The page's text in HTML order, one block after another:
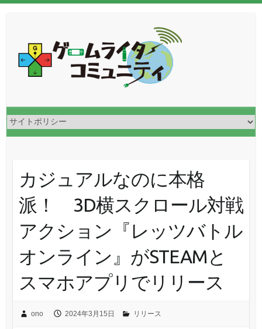
カジュアルなのに本格
派！ 3D横スクロール対戦
アクション『レッツバトル
オンライン』がSTEAMと
スマホアプリでリリース
ono 2024年3月15日 リリース